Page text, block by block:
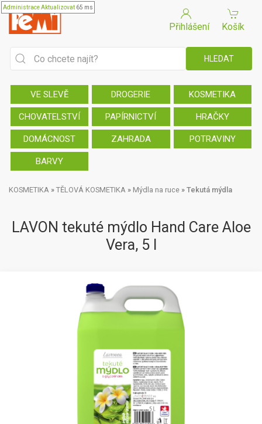
AdministraceAktualizovat 65 ms
Přihlášení Košík
VE SLEVĚ DROGERIE KOSMETIKA
CHOVATELSTVÍ PAPÍRNICTVÍ HRAČKY
DOMÁCNOST ZAHRADA POTRAVINY
BARVY
KOSMETIKA » TĚLOVÁ KOSMETIKA » Mýdla na ruce » Tekutá mýdla
LAVON tekuté mýdlo Hand Care Aloe
Vera, 5 l